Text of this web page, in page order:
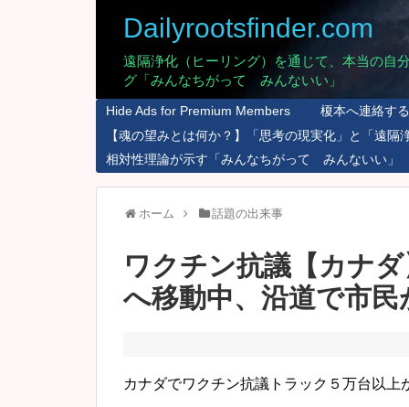
Dailyrootsfinder.com
遠隔浄化（ヒーリング）を通じて、本当の
グ「みんなちがって みんないい」
Hide Ads for Premium Members
榎本へ連絡す
【魂の望みとは何か？】「思考の現実化」と「遠隔
相対性理論が示す「みんなちがって みんないい」
ホーム 話題の出来事
ワクチン抗議【カナ
へ移動中、沿道で市民
カナダでワクチン抗議トラック５万台以上